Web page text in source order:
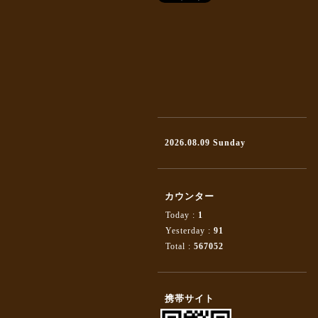
2026.08.09 Sunday
カウンター
Today : 1
Yesterday : 91
Total : 567052
携帯サイト